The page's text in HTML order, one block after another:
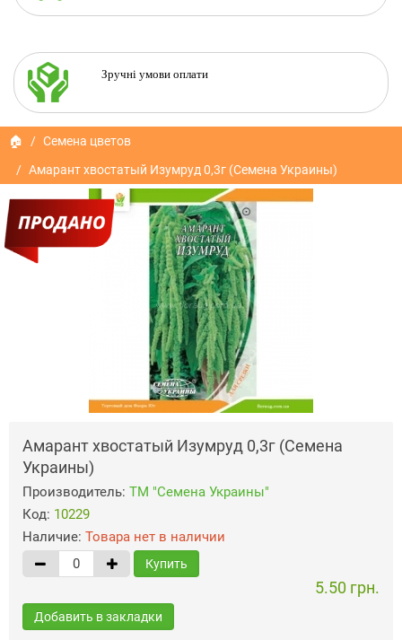
Зручні умови оплати
🏠
Семена цветов
Амарант хвостатый Изумруд 0,3г (Семена Украины)
Амарант хвостатый Изумруд 0,3г (Семена
Украины)
Производитель: ТМ "Семена Украины"
Код: 10229
Наличие: Товара нет в наличии
Купить
5.50 грн.
Добавить в закладки